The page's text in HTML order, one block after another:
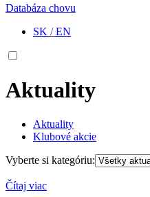
Databáza chovu
SK /EN
Aktuality
Aktuality
Klubové akcie
Vyberte si kategóriu:
Čítaj viac